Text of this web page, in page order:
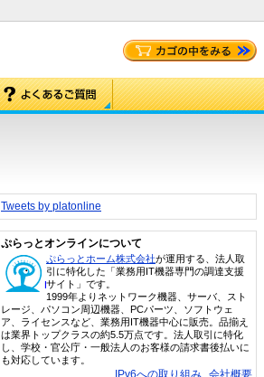
Tweets by platonline
ぷらっとオンラインについて
ぷらっとホーム株式会社が運用する、法人取
引に特化した「業務用IT機器専門の調達支援
サイト」です。
1999年よりネットワーク機器、サーバ、スト
レージ、パソコン周辺機器、PCパーツ、ソフトウェ
ア、ライセンスなど、業務用IT機器中心に販売。品揃え
は業界トップクラスの約5.5万点です。法人取引に特化
し、学校・官公庁・一般法人のお客様の請求書後払いに
も対応しています。
IPv6への取り組み 会社概要